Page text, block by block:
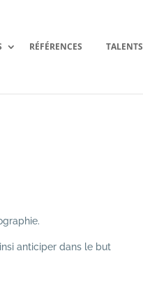
RÉFÉRENCES TALENTS
anticiper dans le but